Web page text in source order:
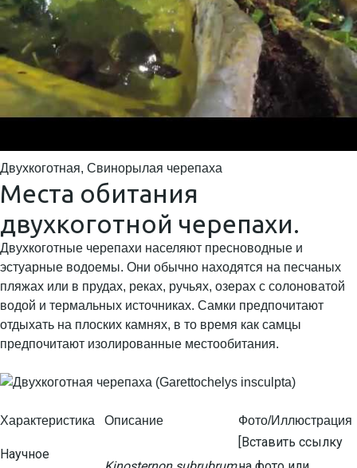
Двухкоготная, Свинорылая черепаха
Места обитания
двухкоготной черепахи.
Двухкоготные черепахи населяют пресноводные и
эстуарные водоемы. Они обычно находятся на песчаных
пляжах или в прудах, реках, ручьях, озерах с солоноватой
водой и термальных источниках. Самки предпочитают
отдыхать на плоских камнях, в то время как самцы
предпочитают изолированные местообитания.
Характеристика Описание Фото/Иллюстрация
Научное
[Вставить ссылку